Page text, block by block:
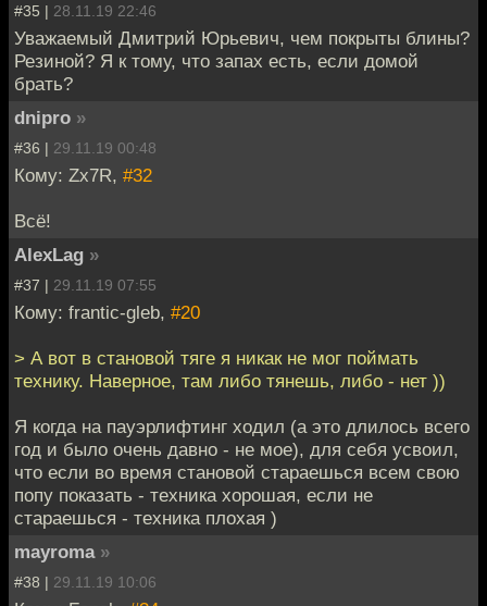
#35 | 28.11.19 22:46
Уважаемый Дмитрий Юрьевич, чем покрыты блины?
Резиной? Я к тому, что запах есть, если домой
брать?
dnipro »
#36 | 29.11.19 00:48
Кому: Zx7R, #32
Всё!
AlexLag »
#37 | 29.11.19 07:55
Кому: frantic-gleb, #20
> А вот в становой тяге я никак не мог поймать
технику. Наверное, там либо тянешь, либо - нет ))
Я когда на пауэрлифтинг ходил (а это длилось всего
год и было очень давно - не мое), для себя усвоил,
что если во время становой стараешься всем свою
попу показать - техника хорошая, если не
стараешься - техника плохая )
mayroma »
#38 | 29.11.19 10:06